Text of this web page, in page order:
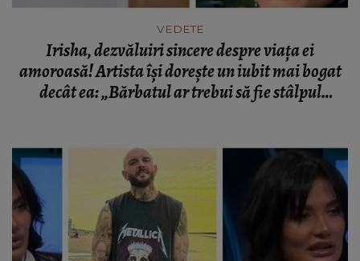
VEDETE
Irisha, dezvăluiri sincere despre viața ei
amoroasă! Artista își dorește un iubit mai bogat
decât ea: „Bărbatul ar trebui să fie stâlpul